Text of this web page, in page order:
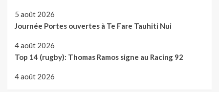
5 août 2026
Journée Portes ouvertes à Te Fare Tauhiti Nui
4 août 2026
Top 14 (rugby): Thomas Ramos signe au Racing 92
4 août 2026